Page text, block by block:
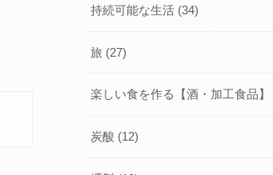
持続可能な生活 (34)
旅 (27)
楽しい食を作る【酒・加工食品】
炭酸 (12)